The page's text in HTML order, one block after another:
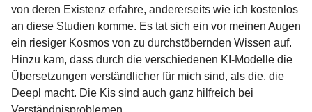
von deren Existenz erfahre, andererseits wie ich kostenlos
an diese Studien komme. Es tat sich ein vor meinen Augen
ein riesiger Kosmos von zu durchstöbernden Wissen auf.
Hinzu kam, dass durch die verschiedenen KI-Modelle die
Übersetzungen verständlicher für mich sind, als die, die
Deepl macht. Die Kis sind auch ganz hilfreich bei